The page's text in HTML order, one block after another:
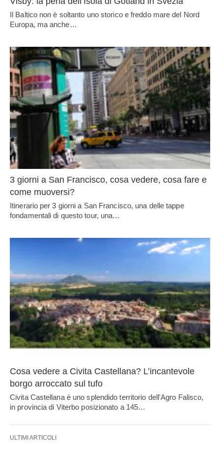
Il Baltico non è soltanto uno storico e freddo mare del Nord
Europa, ma anche…
3 giorni a San Francisco, cosa vedere, cosa fare e
come muoversi?
Itinerario per 3 giorni a San Francisco, una delle tappe
fondamentali di questo tour, una…
Cosa vedere a Civita Castellana? L’incantevole
borgo arroccato sul tufo
Civita Castellana è uno splendido territorio dell'Agro Falisco,
in provincia di Viterbo posizionato a 145…
ULTIMI ARTICOLI